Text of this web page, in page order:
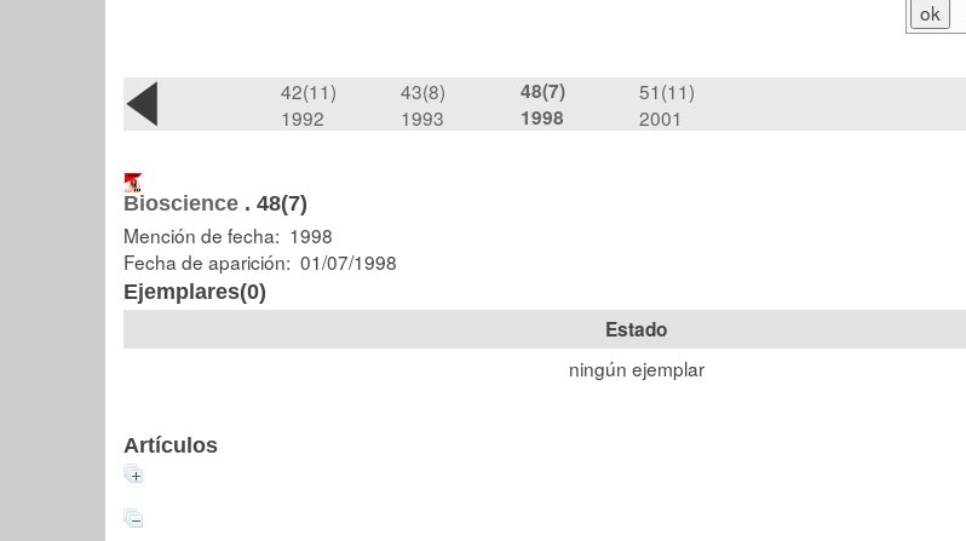
42(11)
1992
43(8)
1993
48(7)
1998
51(11)
2001
Bioscience . 48(7)
Mención de fecha: 1998
Fecha de aparición: 01/07/1998
Ejemplares(0)
Estado
ningún ejemplar
Artículos